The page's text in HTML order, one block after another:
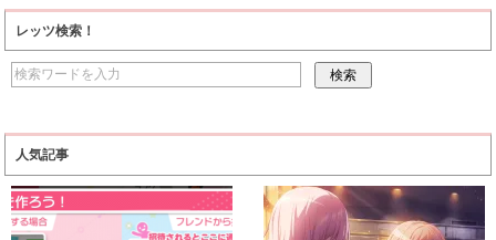
レッツ検索！
人気記事